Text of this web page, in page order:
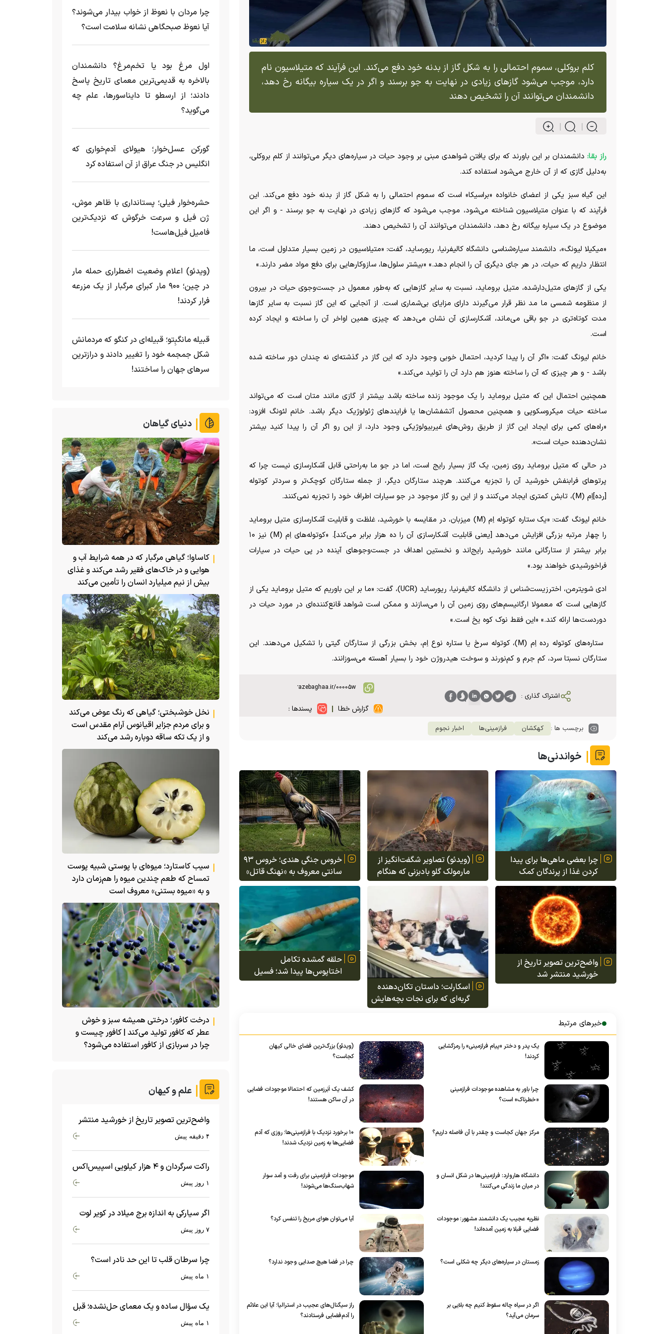
کلم بروکلی، سموم احتمالی را به شکل گاز از بدنه خود دفع می‌کند. این فرآیند که متیلاسیون نام
دارد، موجب می‌شود گاز‌های زیادی در نهایت به جو برسند و اگر در یک سیاره بیگانه رخ دهد،
دانشمندان می‌توانند آن را تشخیص دهند
راز بقا: دانشمندان بر این باورند که برای یافتن شواهدی مبنی بر وجود حیات در سیاره‌های دیگر می‌توانند از کلم بروکلی،
به‌دلیل گازی که از آن خارج می‌شود استفاده کند.
این گیاه سبز یکی از اعضای خانواده «براسیکا» است که سموم احتمالی را به شکل گاز از بدنه خود دفع می‌کند. این
فرآیند که با عنوان متیلاسیون شناخته می‌شود، موجب می‌شود که گاز‌های زیادی در نهایت به جو برسند - و اگر این
موضوع در یک سیاره بیگانه رخ دهد، دانشمندان می‌توانند آن را تشخیص دهند.
«میکیلا لیونگ»، دانشمند سیاره‌شناسی دانشگاه کالیفرنیا، ریورساید، گفت: «متیلاسیون در زمین بسیار متداول است، ما
انتظار داریم که حیات، در هر جای دیگری آن را انجام دهد.» «بیشتر سلول‌ها، سازوکار‌هایی برای دفع مواد مضر دارند.»
یکی از گاز‌های متیل‌دارشده، متیل بروماید، نسبت به سایر گاز‌هایی که به‌طور معمول در جست‌وجوی حیات در بیرون
از منظومه شمسی ما مد نظر قرار می‌گیرند دارای مزایای بی‌شماری است. از آنجایی که این گاز نسبت به سایر گاز‌ها
مدت کوتاه‌تری در جو باقی می‌ماند، آشکارسازی آن نشان می‌دهد که چیزی همین اواخر آن را ساخته و ایجاد کرده
است.
خانم لیونگ گفت: «اگر آن را پیدا کردید، احتمال خوبی وجود دارد که این گاز در گذشته‌ای نه چندان دور ساخته شده
باشد - و هر چیزی که آن را ساخته هنوز هم دارد آن را تولید می‌کند.»
همچنین احتمال این که متیل بروماید را یک موجود زنده ساخته باشد بیشتر از گازی مانند متان است که می‌تواند
ساخته حیات میکروسکوپی و همچنین محصول آتشفشان‌ها یا فرایند‌های ژئولوژیک دیگر باشد. خانم لئونگ افزود:
«راه‌های کمی برای ایجاد این گاز از طریق روش‌های غیربیولوژیکی وجود دارد، از این رو اگر آن را پیدا کنید بیشتر
نشان‌دهنده حیات است».
در حالی که متیل بروماید روی زمین، یک گاز بسیار رایج است، اما در جو ما به‌راحتی قابل آشکارسازی نیست چرا که
پرتو‌های فرابنفش خورشید آن را تجزیه می‌کنند. هرچند ستارگان دیگر، از جمله ستارگان کوچک‌تر و سردتر کوتوله
[رده]اِم (M)، تابش کمتری ایجاد می‌کنند و از این رو گاز موجود در جو سیارات اطراف خود را تجزیه نمی‌کنند.
خانم لیونگ گفت: «یک ستاره کوتوله اِم (M) میزبان، در مقایسه با خورشید، غلظت و قابلیت آشکارسازی متیل بروماید
را چهار مرتبه بزرگی افزایش می‌دهد [یعنی قابلیت آشکارسازی آن را ده هزار برابر می‌کند]. «کوتوله‌های اِم (M) نیز ۱۰
برابر بیشتر از ستارگانی مانند خورشید رایج‌اند و نخستین اهداف در جست‌وجو‌های آینده در پی حیات در سیارات
فراخورشیدی خواهند بود.»
ادی شویترمن، اخترزیست‌شناس از دانشگاه کالیفرنیا، ریورساید (UCR)، گفت: «ما بر این باوریم که متیل بروماید یکی از
گاز‌هایی است که معمولا ارگانیسم‌های روی زمین آن را می‌سازند و ممکن است شواهد قانع‌کننده‌ای در مورد حیات در
دوردست‌ها ارائه کند.» «این فقط نوک کوه یخ است.»
ستاره‌های کوتوله رده اِم (M)، کوتوله سرخ یا ستاره نوع اِم، بخش بزرگی از ستارگان گیتی را تشکیل می‌دهند. این
ستارگان نسبتا سرد، کم جرم و کم‌نورند و سوخت هیدروژن خود را بسیار آهسته می‌سوزانند.
اشتراک گذاری :
گزارش خطا پسندها :
برچسب ها : کهکشان فرازمینی‌ها اخبار نجوم
خواندنی‌ها
چرا بعضی ماهی‌ها برای پیدا
کردن غذا از پرندگان کمک
می‌گیرند؟
(ویدئو) تصاویر شگفت‌انگیز از
مارمولک گلو بادبزنی که هنگام
خطر یک مایع چسبناک از
بدنش پرتاب می‌کند
خروس جنگی هندی؛ خروس ۹۳
سانتی معروف به «نهنگ قاتل»
که قیمت آن در بازار ایران ۲۰۰
میلیون تومان است
واضح‌ترین تصویر تاریخ از
خورشید منتشر شد
اسکارلت؛ داستان تکان‌دهنده
گربه‌ای که برای نجات بچه‌هایش
چند به دل آتش رفت و همه
حلقه گمشده تکامل
اختاپوس‌ها پیدا شد؛ فسیل
۵۲۰ میلیون ساله شکاف تاریخ
خبرهای مرتبط
یک پدر و دختر «پیام فرازمینی» را رمزگشایی
کردند!
(ویدئو) بزرگ‌ترین فضای خالی کیهان
کجاست؟
چرا باور به مشاهده موجودات فرازمینی
«خطرناک» است؟
کشف یک اَبَرزمین که احتمالا موجودات فضایی
در آن ساکن هستند!
مرکز جهان کجاست و چقدر با آن فاصله داریم؟
۱۰ برخورد نزدیک با فرازمینی‌ها؛ روزی که آدم
فضایی‌ها به زمین نزدیک شدند!
دانشگاه هاروارد: فرازمینی‌ها در شکل انسان و
در میان ما زندگی می‌کنند!
موجودات فرازمینی برای رفت و آمد سوار
شهاب‌سنگ‌ها می‌شوند!
نظریه عجیب یک دانشمند مشهور: موجودات
فضایی قبلا به زمین آمده‌اند!
آیا می‌توان هوای مریخ را تنفس کرد؟
زمستان در سیاره‌های دیگر چه شکلی است؟ چرا در فضا هیچ صدایی وجود ندارد؟
اگر در سیاه چاله سقوط کنیم چه بلایی بر
سرمان می‌آید؟
راز سیگنال‌های عجیب در استرالیا؛ آیا این علائم
را آدم‌فضایی فرستادند؟
چرا مردان با نعوظ از خواب بیدار می‌شوند؟
آیا نعوظ صبحگاهی نشانه سلامت است؟
اول مرغ بود یا تخم‌مرغ؟ دانشمندان
بالاخره به قدیمی‌ترین معمای تاریخ پاسخ
دادند؛ از ارسطو تا دایناسورها، علم چه
می‌گوید؟
گورکن عسل‌خوار؛ هیولای آدم‌خواری که
انگلیس در جنگ عراق از آن استفاده کرد
حشره‌خوار فیلی؛ پستانداری با ظاهر موش،
ژن فیل و سرعت خرگوش که نزدیک‌ترین
فامیل فیل‌هاست!
(ویدئو) اعلام وضعیت اضطراری حمله مار‌
در چین؛ ۹۰۰ مار کبرای مرگبار از یک مزرعه‌
فرار کردند!
قبیله مانگبِتو؛ قبیله‌ای در کنگو که مردمانش
شکل جمجمه خود را تغییر دادند و درازترین
سرهای جهان را ساختند!
دنیای گیاهان
کاساوا؛ گیاهی مرگبار که در همه شرایط آب و
هوایی و در خاک‌های فقیر رشد می‌کند و غذای
بیش از نیم میلیارد انسان را تأمین می‌کند
نخل خوشبختی؛ گیاهی که رنگ عوض می‌کند
و برای مردم جزایر اقیانوس آرام مقدس است
و از یک تکه ساقه دوباره رشد می‌کند
سیب کاستارد؛ میوه‌ای با پوستی شبیه پوست
تمساح که طعم چندین میوه را هم‌زمان دارد
و به «میوه بستنی» معروف است
درخت کافور؛ درختی همیشه سبز و خوش
عطر که کافور تولید می‌کند | کافور چیست و
چرا در سربازی از کافور استفاده می‌شود؟
علم و کیهان
واضح‌ترین تصویر تاریخ از خورشید منتشر
شد
۴ دقیقه پیش
راکت سرگردان و ۴ هزار کیلویی اسپیس‌اکس
۱ روز پیش
اگر سیارکی به اندازه برج میلاد در کویر لوت
سقوط کند، چه اتفاقی می‌افتد؟
۷ روز پیش
چرا سرطان قلب تا این حد نادر است؟
ماجرای معامله عجیبی که در بدن اتفاق۱ ماه پیش
یک سؤال ساده و یک معمای حل‌نشده؛ قبل
از بیگ‌بنگ و آغاز جهان چه چیزی وجود۱ ماه پیش